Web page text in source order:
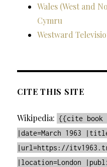
Wales (West and
Cymru
Westward
CITE THIS SITE
Wikipedia: {{cite book
|date=March 1963
|url=https://
|location=London